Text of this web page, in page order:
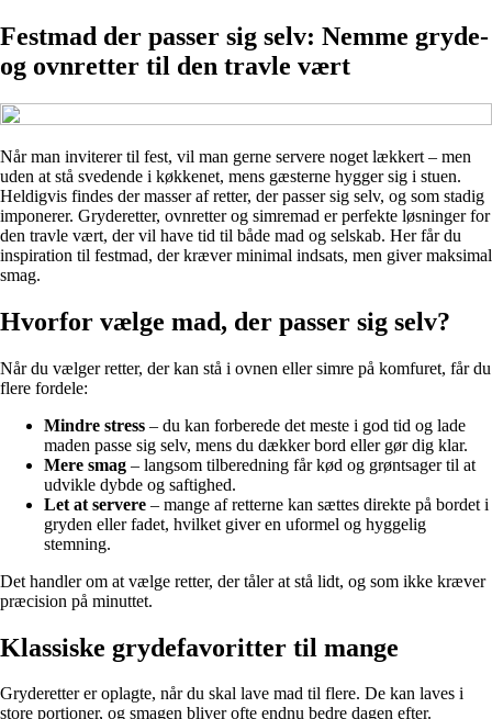
Festmad der passer sig selv: Nemme gryde-
og ovnretter til den travle vært
Når man inviterer til fest, vil man gerne servere noget lækkert – men
uden at stå svedende i køkkenet, mens gæsterne hygger sig i stuen.
Heldigvis findes der masser af retter, der passer sig selv, og som stadig
imponerer. Gryderetter, ovnretter og simremad er perfekte løsninger for
den travle vært, der vil have tid til både mad og selskab. Her får du
inspiration til festmad, der kræver minimal indsats, men giver maksimal
smag.
Hvorfor vælge mad, der passer sig selv?
Når du vælger retter, der kan stå i ovnen eller simre på komfuret, får du
flere fordele:
Mindre stress – du kan forberede det meste i god tid og lade
maden passe sig selv, mens du dækker bord eller gør dig klar.
Mere smag – langsom tilberedning får kød og grøntsager til at
udvikle dybde og saftighed.
Let at servere – mange af retterne kan sættes direkte på bordet i
gryden eller fadet, hvilket giver en uformel og hyggelig
stemning.
Det handler om at vælge retter, der tåler at stå lidt, og som ikke kræver
præcision på minuttet.
Klassiske grydefavoritter til mange
Gryderetter er oplagte, når du skal lave mad til flere. De kan laves i
store portioner, og smagen bliver ofte endnu bedre dagen efter.